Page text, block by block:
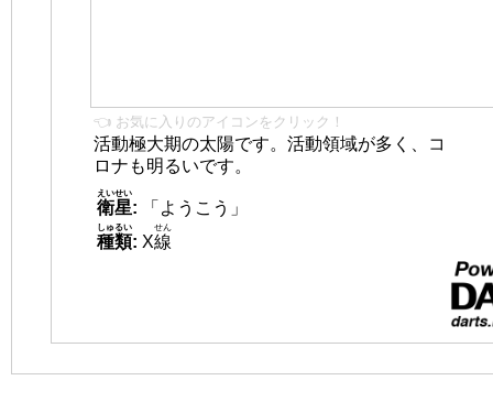
👈 お気に入りのアイコンをクリック！
活動極大期の太陽です。活動領域が多く、コ
ロナも明るいです。
衛星
えいせい
:
「ようこう」
種類
しゅるい
: X線
せん